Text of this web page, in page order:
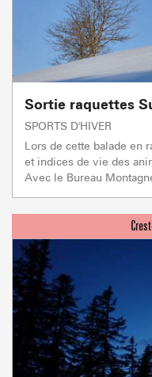
Sortie raquettes
SPORTS D'HIVER
Lors de cette balade en
et indices de vie des
Avec le Bureau